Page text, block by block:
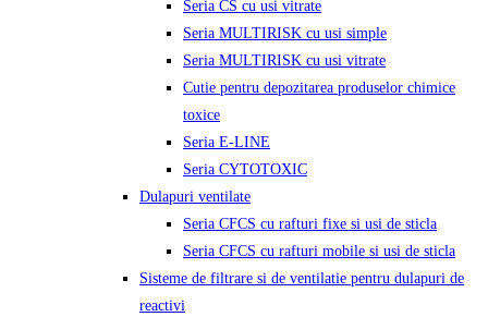
Seria CS cu usi vitrate
Seria MULTIRISK cu usi simple
Seria MULTIRISK cu usi vitrate
Cutie pentru depozitarea produselor chimice
toxice
Seria E-LINE
Seria CYTOTOXIC
Dulapuri ventilate
Seria CFCS cu rafturi fixe si usi de sticla
Seria CFCS cu rafturi mobile si usi de sticla
Sisteme de filtrare si de ventilatie pentru dulapuri de
reactivi